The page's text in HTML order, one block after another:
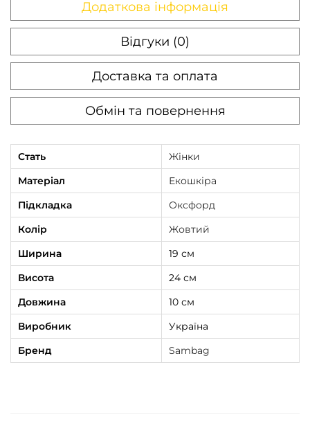
Додаткова інформація
Відгуки (0)
Доставка та оплата
Обмін та повернення
Стать
Жінки
Матеріал
Екошкіра
Підкладка
Оксфорд
Колір
Жовтий
Ширина
19 см
Висота
24 см
Довжина
10 см
Виробник
Україна
Бренд
Sambag